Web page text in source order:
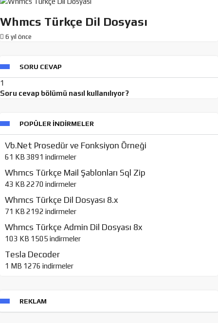
Whmcs Türkçe Dil Dosyası
6 yıl önce
SORU CEVAP
1
Soru cevap bölümü nasıl kullanılıyor?
POPÜLER İNDIRMELER
Vb.Net Prosedür ve Fonksiyon Örneği
61 KB 3891 indirmeler
Whmcs Türkçe Mail Şablonları Sql Zip
43 KB 2270 indirmeler
Whmcs Türkçe Dil Dosyası 8.x
71 KB 2192 indirmeler
Whmcs Türkçe Admin Dil Dosyası 8x
103 KB 1505 indirmeler
Tesla Decoder
1 MB 1276 indirmeler
REKLAM